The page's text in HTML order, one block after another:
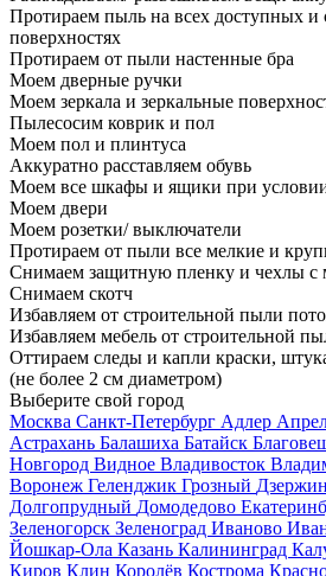
Протираем пыль на всех доступных и
поверхностях
Протираем от пыли настенные бра
Моем дверные ручки
Моем зеркала и зеркальные
Пылесосим коврик и пол
Моем пол и плинтуса
Аккуратно расставляем обувь
Моем все шкафы и ящики при
Моем двери
Моем розетки/ выключатели
Протираем от пыли все мелкие и
Снимаем защитную пленку и чехлы с
Снимаем скотч
Избавляем от строительной пыли
Избавляем мебель от строительной
Оттираем следы и капли краски,
(не более 2 см диаметром)
Выберите свой город
Москва Санкт-Петербург Адлер
Астрахань Балашиха Батайск
Новгород Видное Владивосток
Воронеж Геленджик Грозный
Долгопрудный Домодедово
Зеленогорск Зеленоград Иваново
Йошкар-Ола Казань Калининград
Киров Клин Королёв Кострома